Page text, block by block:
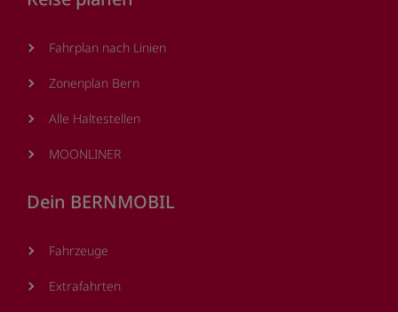
Fahrplan nach Linien
Zonenplan Bern
Alle Haltestellen
MOONLINER
Dein BERNMOBIL
Fahrzeuge
Extrafahrten